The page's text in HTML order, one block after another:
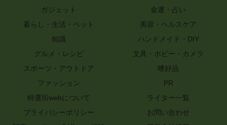
ガジェット
金運・占い
暮らし・生活・ペット
美容・ヘルスケア
知識
ハンドメイド・DIY
グルメ・レシピ
文具・ホビー・カメラ
スポーツ・アウトドア
嗜好品
ファッション
PR
特選街webについて
ライター一覧
プライバシーポリシー
お問い合わせ